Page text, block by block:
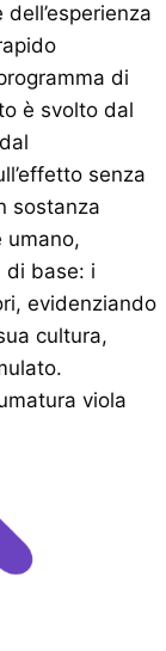
di
è svolto dal
senza
sostanza
umano,
di base: i
evidenziando
cultura,
viola